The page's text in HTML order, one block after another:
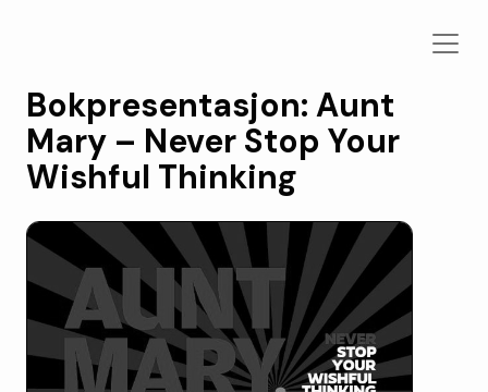
Bokpresentasjon: Aunt
Mary – Never Stop Your
Wishful Thinking